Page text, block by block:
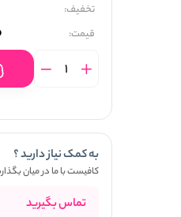
تخفیف:
قیمت:
به کمک نیاز دارید ؟
کافیست با ما در میان
تماس بگیرید